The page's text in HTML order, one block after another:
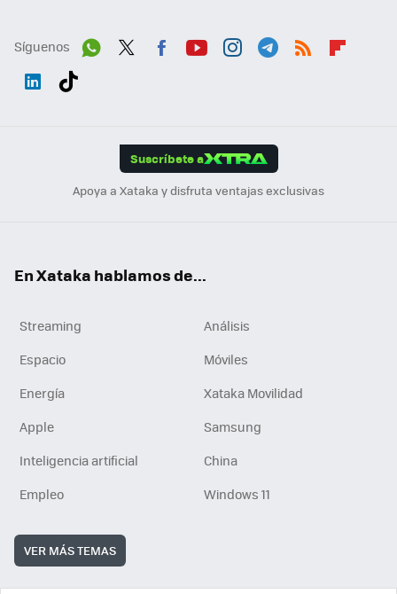
Síguenos
Suscríbete a
Apoya a Xataka y disfruta ventajas exclusivas
En Xataka hablamos de...
Streaming
Análisis
Espacio
Móviles
Energía
Xataka Movilidad
Apple
Samsung
Inteligencia artificial
China
Empleo
Windows 11
VER MÁS TEMAS